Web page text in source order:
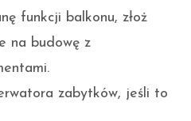
funkcji balkonu, złoż
na budowę z
zabytków, jeśli to